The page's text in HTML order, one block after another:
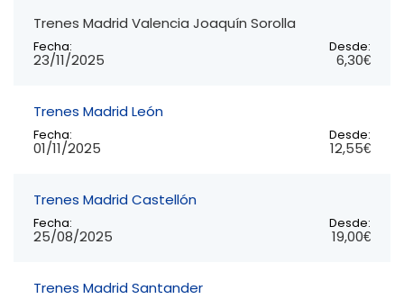
Trenes Madrid Valencia Joaquín Sorolla
Fecha:
23/11/2025
Desde:
6,30€
Trenes Madrid León
Fecha:
01/11/2025
Desde:
12,55€
Trenes Madrid Castellón
Fecha:
25/08/2025
Desde:
19,00€
Trenes Madrid Santander